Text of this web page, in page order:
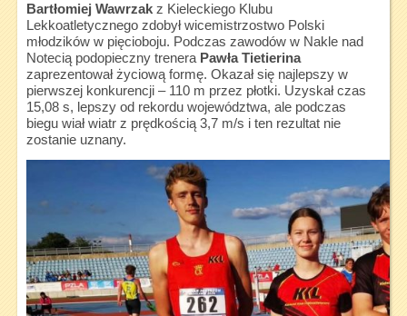
Bartłomiej Wawrzakz Kieleckiego Klubu
Lekkoatletycznego zdobył wicemistrzostwo Polski
młodzików w pięcioboju. Podczas zawodów w Nakle nad
Notecią podopieczny trenera Pawła Tietierina
zaprezentował życiową formę. Okazał się najlepszy w
pierwszej konkurencji – 110 m przez płotki. Uzyskał czas
15,08 s, lepszy od rekordu województwa, ale podczas
biegu wiał wiatr z prędkością 3,7 m/s i ten rezultat nie
zostanie uznany.